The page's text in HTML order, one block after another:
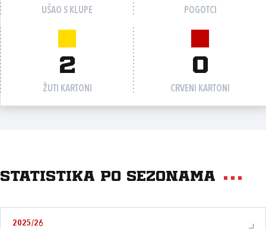
UŠAO S KLUPE POGOTCI
2
ŽUTI KARTONI
0
CRVENI KARTONI
Statistika po sezonama
2025/26